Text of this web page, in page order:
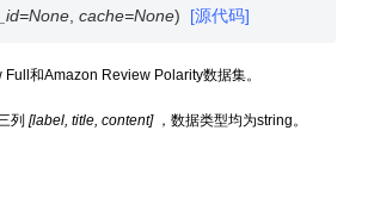
=None ,cache=None) [源代码]
和Amazon Review Polarity数据集。
列 [label, title, content]，数据类型均为string。